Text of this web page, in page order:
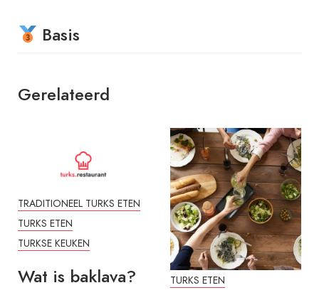
Basis
Gerelateerd
TRADITIONEEL TURKS ETEN
TURKS ETEN
TURKSE KEUKEN
Wat is baklava? TURKS ETEN